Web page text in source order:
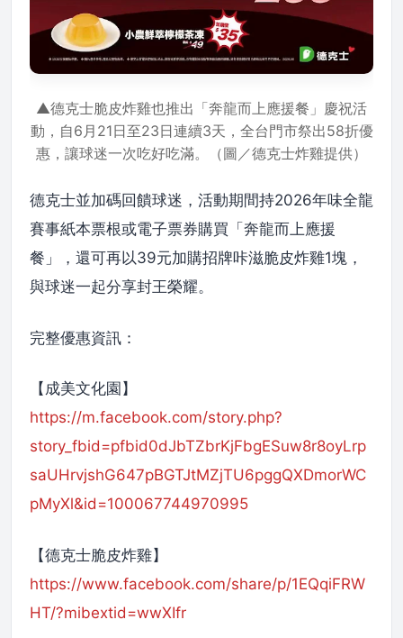
▲德克士脆皮炸雞也推出「奔龍而上應援餐」慶祝活
動，自6月21日至23日連續3天，全台門市祭出58折優
惠，讓球迷一次吃好吃滿。（圖／德克士炸雞提供）
德克士並加碼回饋球迷，活動期間持2026年味全龍
賽事紙本票根或電子票券購買「奔龍而上應援
餐」，還可再以39元加購招牌咔滋脆皮炸雞1塊，
與球迷一起分享封王榮耀。
完整優惠資訊：
【成美文化園】
https://m.facebook.com/story.php?
story_fbid=pfbid0dJbTZbrKjFbgESuw8r8oyLrp
saUHrvjshG647pBGTJtMZjTU6pggQXDmorWC
pMyXl&id=100067744970995
【德克士脆皮炸雞】
https://www.facebook.com/share/p/1EQqiFRW
HT/?mibextid=wwXIfr